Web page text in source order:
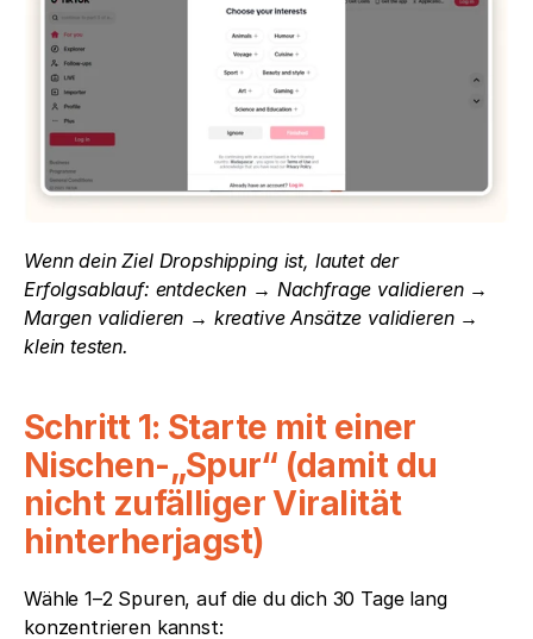
Wenn dein Ziel Dropshipping ist, lautet der
Erfolgsablauf: entdecken → Nachfrage validieren →
Margen validieren → kreative Ansätze validieren →
klein testen.
Schritt 1: Starte mit einer
Nischen-„Spur“ (damit du
nicht zufälliger Viralität
hinterherjagst)
Wähle 1–2 Spuren, auf die du dich 30 Tage lang
konzentrieren kannst: